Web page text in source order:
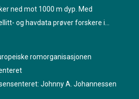
ned mot 1000 m dyp. Med
og havdata prøver forskere i
of 3D Eddy
deres for økosystemet i
samspillet mellom atmosfæren
romorganisasjonen
Johnny A. Johannessen